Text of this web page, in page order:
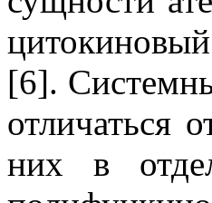
[6].
отличаться
них в